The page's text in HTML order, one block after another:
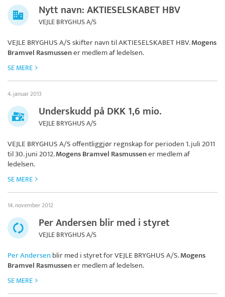
Nytt navn: AKTIESELSKABET HBV
VEJLE BRYGHUS A/S
VEJLE BRYGHUS A/S skifter navn tilAKTIESELSKABET HBV.Mogens
Bramvel Rasmussener medlem af ledelsen.
SE MERE
4. januar 2013
Underskudd på DKK 1,6 mio.
VEJLE BRYGHUS A/S
VEJLE BRYGHUS A/Soffentliggjør regnskap for perioden 1. juli 2011
til 30. juni 2012.Mogens Bramvel Rasmussener medlem af
ledelsen.
SE MERE
14. november 2012
Per Andersen blir med i styret
VEJLE BRYGHUS A/S
Per Andersen blir med i styret forVEJLE BRYGHUS A/S.Mogens
Bramvel Rasmussener medlem af ledelsen.
SE MERE